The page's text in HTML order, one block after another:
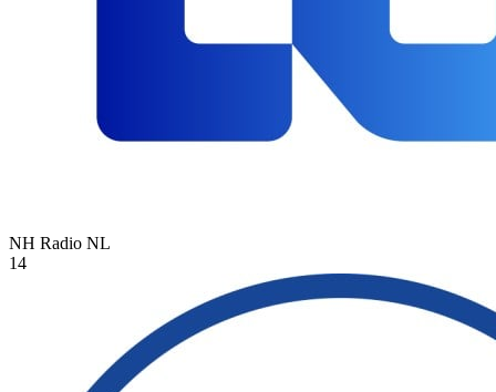
NH Radio NL
14